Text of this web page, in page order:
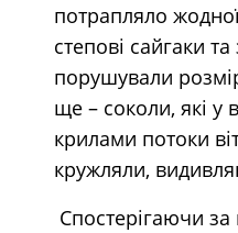
потрапляло
степові сайгаки та
порушували
ще – соколи, які у
крилами потоки
кружляли,
Спостерігаючи за